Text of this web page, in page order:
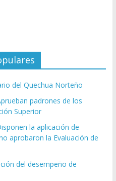
del Quechua Norteño
padrones de los
Superior
la aplicación de
aprobaron la Evaluación de
del desempeño de